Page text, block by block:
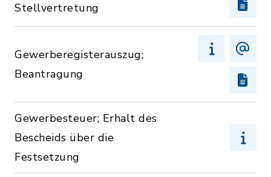
Stellvertretung
Gewerberegisterauszug;
Beantragung
Gewerbesteuer; Erhalt des
Bescheids über die
Festsetzung